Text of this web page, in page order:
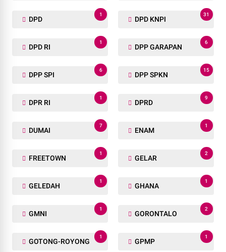
DPD
1
DPD KNPI
31
DPD RI
1
DPP GARAPAN
6
DPP SPI
6
DPP SPKN
15
DPR RI
1
DPRD
9
DUMAI
7
ENAM
1
FREETOWN
1
GELAR
2
GELEDAH
1
GHANA
1
GMNI
1
GORONTALO
2
GOTONG-ROYONG
1
GPMP
1